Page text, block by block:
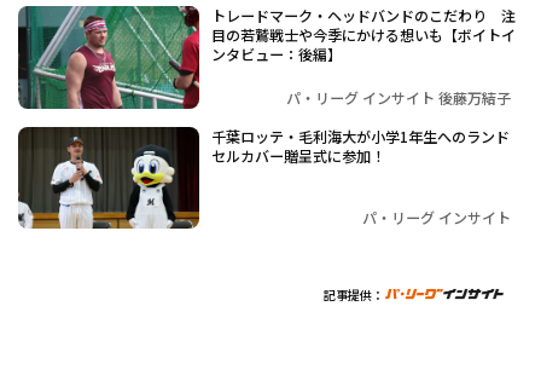
トレードマーク・ヘッドバンドのこだわり 注
目の若鷲戦士や今季にかける想いも【ボイトイ
ンタビュー：後編】
パ・リーグ インサイト 後藤万結子
千葉ロッテ・毛利海大が小学1年生へのランド
セルカバー贈呈式に参加！
パ・リーグ インサイト
記事提供：